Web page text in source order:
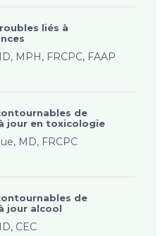
liés à
MPH, FRCPC, FAAP
de
à jour en toxicologie
MD, FRCPC
de
jour alcool
CEC